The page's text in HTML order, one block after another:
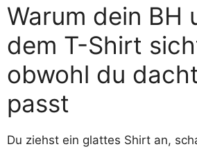
Warum dein BH
dem T-Shirt
obwohl du
passt
Du ziehst ein glattes Shirt an,